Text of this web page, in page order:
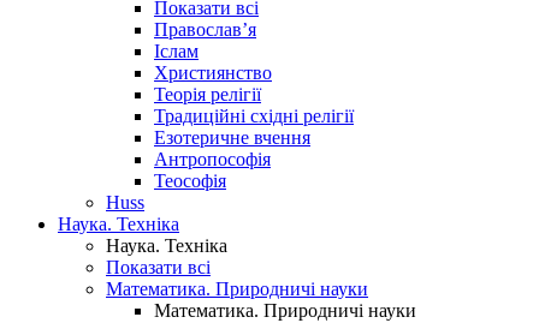
Показати всі
Православ’я
Іслам
Християнство
Теорія релігії
Традиційні східні релігії
Езотеричне вчення
Антропософія
Теософія
Huss
Наука. Техніка
Наука. Техніка
Показати всі
Математика. Природничі науки
Математика. Природничі науки